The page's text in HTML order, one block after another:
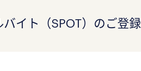
イト（SPOT）のご登録